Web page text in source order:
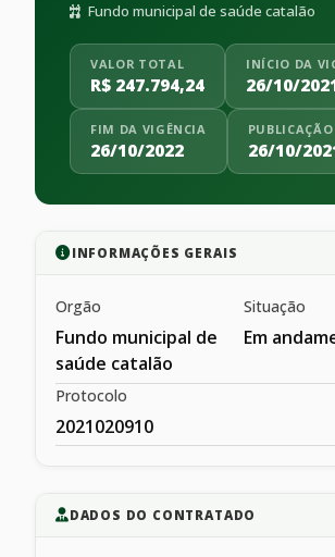
Fundo municipal de saúde catalão
VALOR TOTAL
R$ 247.794,24
INÍCIO DA
26/10/
FIM DA VIGÊNCIA
26/10/2022
PUBLICAÇÃO
26/10/
INFORMAÇÕES GERAIS
Orgão
Fundo municipal de
saúde catalão
Situação
Em
Protocolo
2021020910
DADOS DO CONTRATADO